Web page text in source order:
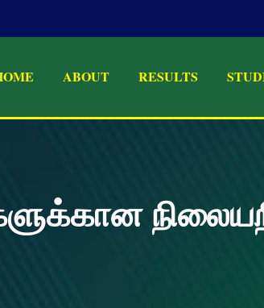
ABOUT RESULTS